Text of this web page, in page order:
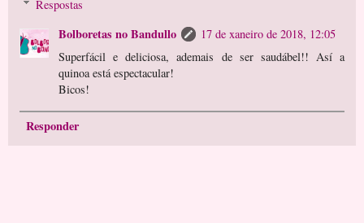
Respostas
Bolboretas no Bandullo
17 de xaneiro de 2018, 12:05
Superfácil e deliciosa, ademais de ser saudábel!! Así a
quinoa está espectacular!
Bicos!
Responder